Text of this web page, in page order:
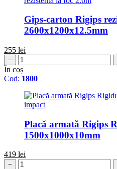
Gips-carton Rigips
2600x1200x12.5mm
255 lei
−
În coș
Cod: 1800
Placă armată Rigips
1500x1000x10mm
419 lei
−